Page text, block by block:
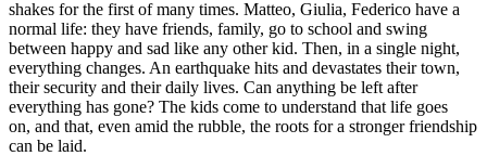
shakes for the first of many times. Matteo, Giulia, Federico have a
normal life: they have friends, family, go to school and swing
between happy and sad like any other kid. Then, in a single night,
everything changes. An earthquake hits and devastates their town,
their security and their daily lives. Can anything be left after
everything has gone? The kids come to understand that life goes
on, and that, even amid the rubble, the roots for a stronger friendship
can be laid.